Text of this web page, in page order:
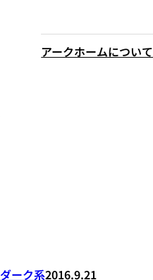
アークホームについて
ダーク系2016.9.21